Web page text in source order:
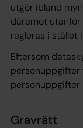
utgör ibland
däremot utanför
regleras i stället
Eftersom
personuppgifter
personuppgifter
Gravrätt